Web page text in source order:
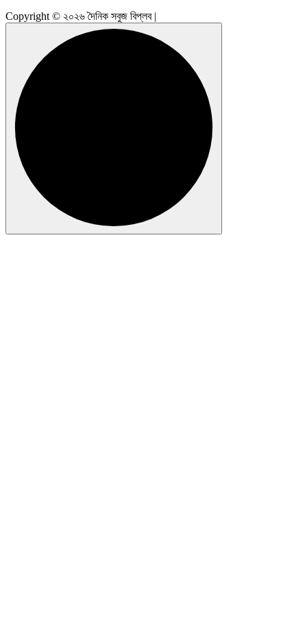
Copyright © ২০২৬ দৈনিক সবুজ বিপ্লব |